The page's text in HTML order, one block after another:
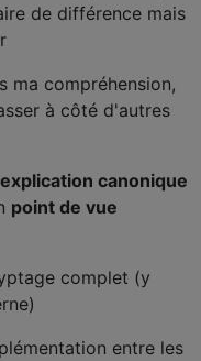
de différence mais
ma compréhension,
à côté d'autres
explication canonique
point de vue
complet (y
entre les